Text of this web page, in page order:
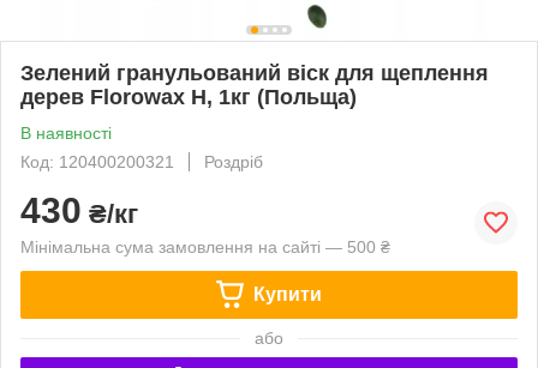
Зелений гранульований віск для щеплення
дерев Florowax H, 1кг (Польща)
В наявності
Код: 120400200321
Роздріб
430 ₴/кг
Мінімальна сума замовлення на сайті — 500 ₴
Купити
або